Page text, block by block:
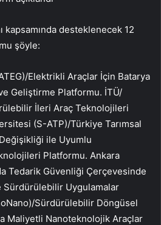
kapsamında desteklenecek 12
şöyle:
Elektrikli Araçlar İçin Batarya
Geliştirme Platformu. İTÜ/
İleri Araç Teknolojileri
(S-ATP)/Türkiye Tarımsal
ile Uyumlu
Platformu. Ankara
Tedarik Güvenliği Çerçevesinde
Sürdürülebilir Uygulamalar
Sürdürülebilir Döngüsel
Maliyetli Nanoteknolojik Araçlar